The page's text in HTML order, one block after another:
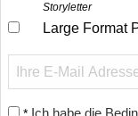
Storyletter
Large Format
Ich habe die